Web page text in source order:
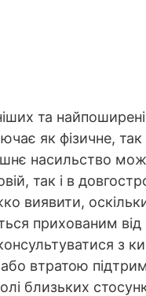
та
як фізичне, так
насильство
так і в
виявити,
прихованим від
з
втратою
близьких